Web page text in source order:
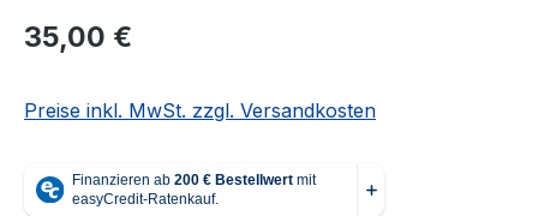
Regulärer Preis:
35,00 €
Preise inkl. MwSt. zzgl. Versandkosten